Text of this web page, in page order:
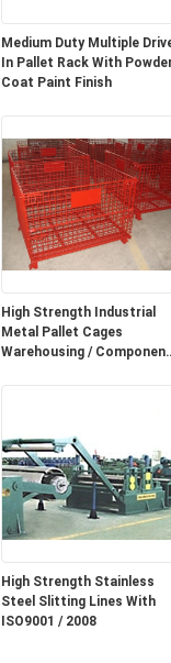
Medium Duty Multiple
In Pallet Rack With
Coat Paint Finish
High Strength Industrial
Metal Pallet Cages
Warehousing / Component
High Strength Stainless
Steel Slitting Lines With
ISO9001 / 2008